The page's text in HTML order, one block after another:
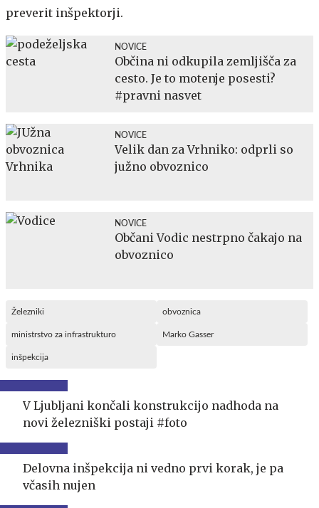
preverit inšpektorji.
NOVICE
Občina ni odkupila zemljišča za
cesto. Je to motenje posesti?
#pravni nasvet
NOVICE
Velik dan za Vrhniko: odprli so
južno obvoznico
NOVICE
Občani Vodic nestrpno čakajo na
obvoznico
Železniki obvoznica
ministrstvo za infrastrukturo Marko Gasser
inšpekcija
V Ljubljani končali konstrukcijo nadhoda na
novi železniški postaji #foto
Delovna inšpekcija ni vedno prvi korak, je pa
včasih nujen